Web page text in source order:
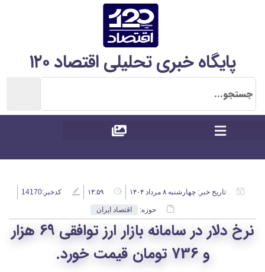
پایگاه خبری تحلیلی اقتصاد ۱۲۰
تاریخ خبر: چهارشنبه ۸ مرداد ۱۴۰۴ ۱۴:۵۹ کدخبر:14170
حوزه: اقتصاد ایران
نرخ دلار در سامانه بازار ارز توافقی 69 هزار
و 736 تومان قیمت خورد.